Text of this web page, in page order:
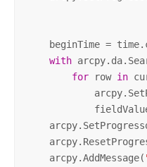
beginTime =
with
for row in
    arcpy.AddMessage(